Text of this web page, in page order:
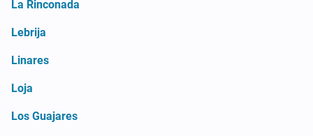
La Rinconada
Lebrija
Linares
Loja
Los Guajares